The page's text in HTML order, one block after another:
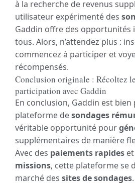
à la recherche de revenus
utilisateur expérimenté des
Gaddin offre des opportunités
tous. Alors, n’attendez plus :
commencez à participer et
récompensés.
Conclusion originale : Récoltez
participation avec Gaddin
En conclusion, Gaddin est bien
plateforme desondages
véritable opportunité pour
supplémentaires de manière
Avec des paiements rapides
missions, cette plateforme se
marché des sites de sondages